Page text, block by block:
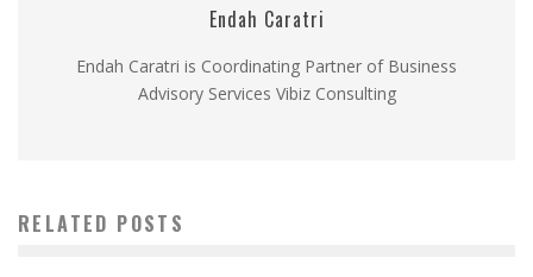
Endah Caratri
Endah Caratri is Coordinating Partner of Business
Advisory Services Vibiz Consulting
RELATED POSTS